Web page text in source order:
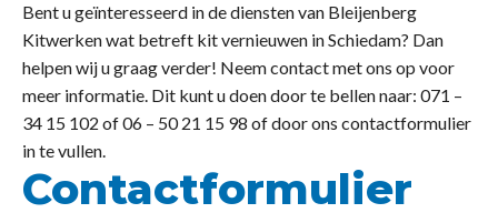
Bent u geïnteresseerd in de diensten van Bleijenberg
Kitwerken wat betreft kit vernieuwen in Schiedam? Dan
helpen wij u graag verder! Neem contact met ons op voor
meer informatie. Dit kunt u doen door te bellen naar: 071 –
34 15 102 of 06 – 50 21 15 98 of door ons contactformulier
in te vullen.
Contactformulier